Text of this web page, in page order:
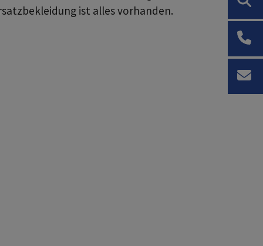
ist alles vorhanden.